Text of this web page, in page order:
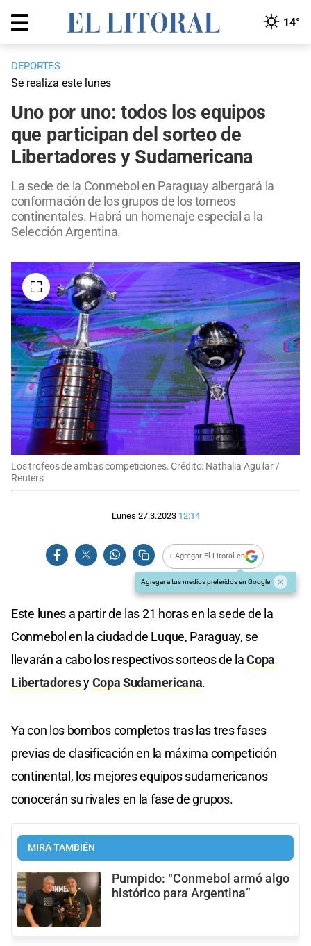
14°
DEPORTES
Se realiza este lunes
Uno por uno: todos los equipos
que participan del sorteo de
Libertadores y Sudamericana
La sede de la Conmebol en Paraguay albergará la
conformación de los grupos de los torneos
continentales. Habrá un homenaje especial a la
Selección Argentina.
Los trofeos de ambas competiciones. Crédito: Nathalia Aguilar /
Reuters
Lunes 27.3.2023 12:14
+ Agregar El Litoral en
Agregar a tus medios preferidos en Google
Este lunes a partir de las 21 horas en la sede de la
Conmebol en la ciudad de Luque, Paraguay, se
llevarán a cabo los respectivos sorteos de laCopa
LibertadoresyCopa Sudamericana.
Ya con los bombos completos tras las tres fases
previas de clasificación en la máxima competición
continental, los mejores equipos sudamericanos
conocerán su rivales en la fase de grupos.
MIRÁ TAMBIÉN
Pumpido: “Conmebol armó algo
histórico para Argentina”